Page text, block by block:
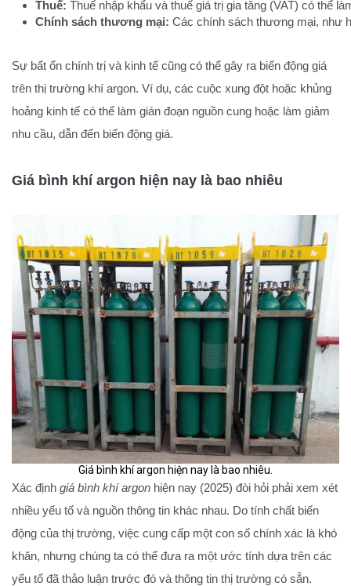
Thuế: Thuế nhập khẩu và thuế giá trị gia tăng (VAT) có thể
Chính sách thương mại: Các chính sách thương mại, như
Sự bất ổn chính trị và kinh tế cũng có thể gây ra biến động giá
trên thị trường khí argon. Ví dụ, các cuộc xung đột hoặc khủng
hoảng kinh tế có thể làm gián đoạn nguồn cung hoặc làm giảm
nhu cầu, dẫn đến biến động giá.
Giá bình khí argon hiện nay là bao nhiêu
Giá bình khí argon hiện nay là bao nhiêu.
Xác định giá bình khí argon hiện nay (2025) đòi hỏi phải xem xét
nhiều yếu tố và nguồn thông tin khác nhau. Do tính chất biến
động của thị trường, việc cung cấp một con số chính xác là khó
khăn, nhưng chúng ta có thể đưa ra một ước tính dựa trên các
yếu tố đã thảo luận trước đó và thông tin thị trường có sẵn.